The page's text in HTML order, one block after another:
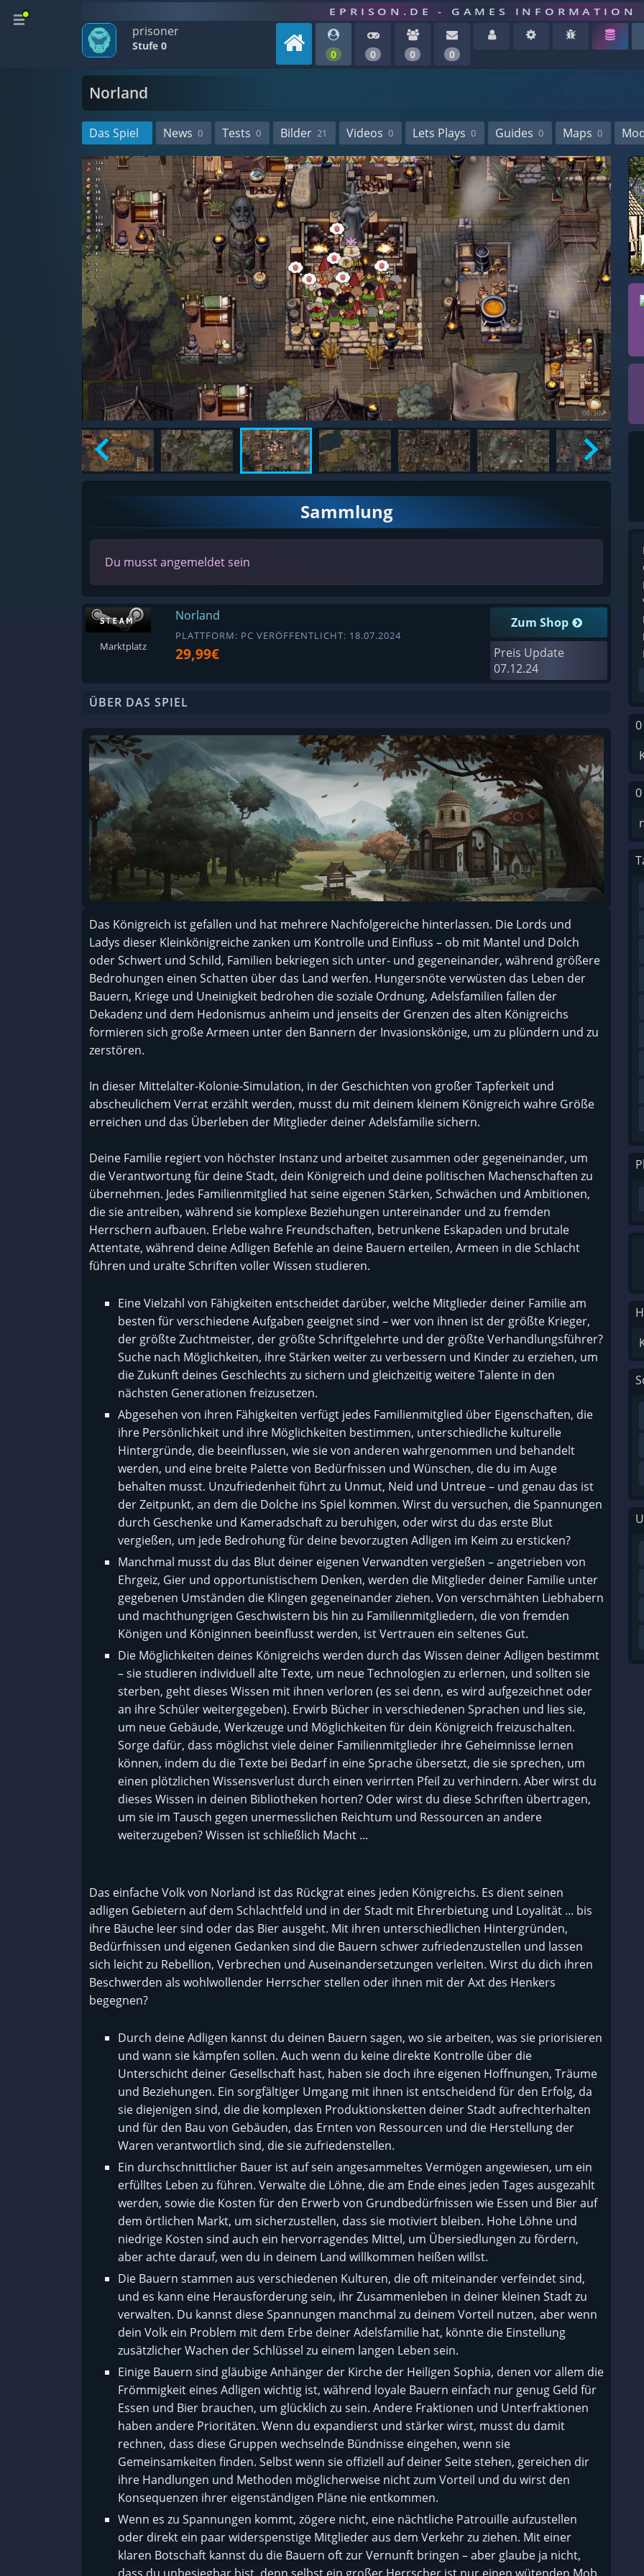
EPRISON.DE - GAMES INFORMATION
prisoner
Stufe 0
0 0 0 0
Norland
Das Spiel News 0 Tests 0 Bilder 21 Videos 0 Lets Plays 0 Guides 0 Maps 0
Sammlung
Du musst angemeldet sein
Marktplatz
Norland
PLATTFORM: PC VERÖFFENTLICHT: 18.07.2024
29,99€
Zum Shop
Preis Update
07.12.24
ÜBER DAS SPIEL
Das Königreich ist gefallen und hat mehrere Nachfolgereiche hinterlassen. Die Lords und
Ladys dieser Kleinkönigreiche zanken um Kontrolle und Einfluss – ob mit Mantel und Dolch
oder Schwert und Schild, Familien bekriegen sich unter- und gegeneinander, während größere
Bedrohungen einen Schatten über das Land werfen. Hungersnöte verwüsten das Leben der
Bauern, Kriege und Uneinigkeit bedrohen die soziale Ordnung, Adelsfamilien fallen der
Dekadenz und dem Hedonismus anheim und jenseits der Grenzen des alten Königreichs
formieren sich große Armeen unter den Bannern der Invasionskönige, um zu plündern und zu
zerstören.
In dieser Mittelalter-Kolonie-Simulation, in der Geschichten von großer Tapferkeit und
abscheulichem Verrat erzählt werden, musst du mit deinem kleinem Königreich wahre Größe
erreichen und das Überleben der Mitglieder deiner Adelsfamilie sichern.
Deine Familie regiert von höchster Instanz und arbeitet zusammen oder gegeneinander, um
die Verantwortung für deine Stadt, dein Königreich und deine politischen Machenschaften zu
übernehmen. Jedes Familienmitglied hat seine eigenen Stärken, Schwächen und Ambitionen,
die sie antreiben, während sie komplexe Beziehungen untereinander und zu fremden
Herrschern aufbauen. Erlebe wahre Freundschaften, betrunkene Eskapaden und brutale
Attentate, während deine Adligen Befehle an deine Bauern erteilen, Armeen in die Schlacht
führen und uralte Schriften voller Wissen studieren.
Eine Vielzahl von Fähigkeiten entscheidet darüber, welche Mitglieder deiner Familie am
besten für verschiedene Aufgaben geeignet sind – wer von ihnen ist der größte Krieger,
der größte Zuchtmeister, der größte Schriftgelehrte und der größte Verhandlungsführer?
Suche nach Möglichkeiten, ihre Stärken weiter zu verbessern und Kinder zu erziehen, um
die Zukunft deines Geschlechts zu sichern und gleichzeitig weitere Talente in den
nächsten Generationen freizusetzen.
Abgesehen von ihren Fähigkeiten verfügt jedes Familienmitglied über Eigenschaften, die
ihre Persönlichkeit und ihre Möglichkeiten bestimmen, unterschiedliche kulturelle
Hintergründe, die beeinflussen, wie sie von anderen wahrgenommen und behandelt
werden, und eine breite Palette von Bedürfnissen und Wünschen, die du im Auge
behalten musst. Unzufriedenheit führt zu Unmut, Neid und Untreue – und genau das ist
der Zeitpunkt, an dem die Dolche ins Spiel kommen. Wirst du versuchen, die Spannungen
durch Geschenke und Kameradschaft zu beruhigen, oder wirst du das erste Blut
vergießen, um jede Bedrohung für deine bevorzugten Adligen im Keim zu ersticken?
Manchmal musst du das Blut deiner eigenen Verwandten vergießen – angetrieben von
Ehrgeiz, Gier und opportunistischem Denken, werden die Mitglieder deiner Familie unter
gegebenen Umständen die Klingen gegeneinander ziehen. Von verschmähten Liebhabern
und machthungrigen Geschwistern bis hin zu Familienmitgliedern, die von fremden
Königen und Königinnen beeinflusst werden, ist Vertrauen ein seltenes Gut.
Die Möglichkeiten deines Königreichs werden durch das Wissen deiner Adligen bestimmt
– sie studieren individuell alte Texte, um neue Technologien zu erlernen, und sollten sie
sterben, geht dieses Wissen mit ihnen verloren (es sei denn, es wird aufgezeichnet oder
an ihre Schüler weitergegeben). Erwirb Bücher in verschiedenen Sprachen und lies sie,
um neue Gebäude, Werkzeuge und Möglichkeiten für dein Königreich freizuschalten.
Sorge dafür, dass möglichst viele deiner Familienmitglieder ihre Geheimnisse lernen
können, indem du die Texte bei Bedarf in eine Sprache übersetzt, die sie sprechen, um
einen plötzlichen Wissensverlust durch einen verirrten Pfeil zu verhindern. Aber wirst du
dieses Wissen in deinen Bibliotheken horten? Oder wirst du diese Schriften übertragen,
um sie im Tausch gegen unermesslichen Reichtum und Ressourcen an andere
weiterzugeben? Wissen ist schließlich Macht ...
Das einfache Volk von Norland ist das Rückgrat eines jeden Königreichs. Es dient seinen
adligen Gebietern auf dem Schlachtfeld und in der Stadt mit Ehrerbietung und Loyalität ... bis
ihre Bäuche leer sind oder das Bier ausgeht. Mit ihren unterschiedlichen Hintergründen,
Bedürfnissen und eigenen Gedanken sind die Bauern schwer zufriedenzustellen und lassen
sich leicht zu Rebellion, Verbrechen und Auseinandersetzungen verleiten. Wirst du dich ihren
Beschwerden als wohlwollender Herrscher stellen oder ihnen mit der Axt des Henkers
begegnen?
Durch deine Adligen kannst du deinen Bauern sagen, wo sie arbeiten, was sie priorisieren
und wann sie kämpfen sollen. Auch wenn du keine direkte Kontrolle über die
Unterschicht deiner Gesellschaft hast, haben sie doch ihre eigenen Hoffnungen, Träume
und Beziehungen. Ein sorgfältiger Umgang mit ihnen ist entscheidend für den Erfolg, da
sie diejenigen sind, die die komplexen Produktionsketten deiner Stadt aufrechterhalten
und für den Bau von Gebäuden, das Ernten von Ressourcen und die Herstellung der
Waren verantwortlich sind, die sie zufriedenstellen.
Ein durchschnittlicher Bauer ist auf sein angesammeltes Vermögen angewiesen, um ein
erfülltes Leben zu führen. Verwalte die Löhne, die am Ende eines jeden Tages ausgezahlt
werden, sowie die Kosten für den Erwerb von Grundbedürfnissen wie Essen und Bier auf
dem örtlichen Markt, um sicherzustellen, dass sie motiviert bleiben. Hohe Löhne und
niedrige Kosten sind auch ein hervorragendes Mittel, um Übersiedlungen zu fördern,
aber achte darauf, wen du in deinem Land willkommen heißen willst.
Die Bauern stammen aus verschiedenen Kulturen, die oft miteinander verfeindet sind,
und es kann eine Herausforderung sein, ihr Zusammenleben in deiner kleinen Stadt zu
verwalten. Du kannst diese Spannungen manchmal zu deinem Vorteil nutzen, aber wenn
dein Volk ein Problem mit dem Erbe deiner Adelsfamilie hat, könnte die Einstellung
zusätzlicher Wachen der Schlüssel zu einem langen Leben sein.
Einige Bauern sind gläubige Anhänger der Kirche der Heiligen Sophia, denen vor allem die
Frömmigkeit eines Adligen wichtig ist, während loyale Bauern einfach nur genug Geld für
Essen und Bier brauchen, um glücklich zu sein. Andere Fraktionen und Unterfraktionen
haben andere Prioritäten. Wenn du expandierst und stärker wirst, musst du damit
rechnen, dass diese Gruppen wechselnde Bündnisse eingehen, wenn sie
Gemeinsamkeiten finden. Selbst wenn sie offiziell auf deiner Seite stehen, gereichen dir
ihre Handlungen und Methoden möglicherweise nicht zum Vorteil und du wirst den
Konsequenzen ihrer eigenständigen Pläne nie entkommen.
Wenn es zu Spannungen kommt, zögere nicht, eine nächtliche Patrouille aufzustellen
oder direkt ein paar widerspenstige Mitglieder aus dem Verkehr zu ziehen. Mit einer
klaren Botschaft kannst du die Bauern oft zur Vernunft bringen – aber glaube ja nicht,